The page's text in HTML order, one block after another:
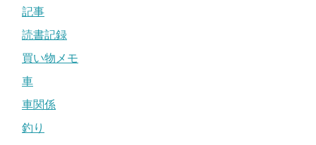
記事
読書記録
買い物メモ
車
車関係
釣り